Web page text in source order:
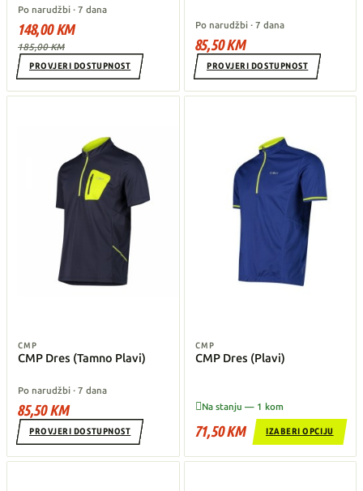
Po narudžbi · 7 dana
148,00 KM
185,00 KM
PROVJERI DOSTUPNOST
Po narudžbi · 7 dana
85,50 KM
PROVJERI DOSTUPNOST
CMP
CMP Dres (Tamno Plavi)
Po narudžbi · 7 dana
85,50 KM
PROVJERI DOSTUPNOST
CMP
CMP Dres (Plavi)
Na stanju — 1 kom
71,50 KM IZABERI OPCIJU